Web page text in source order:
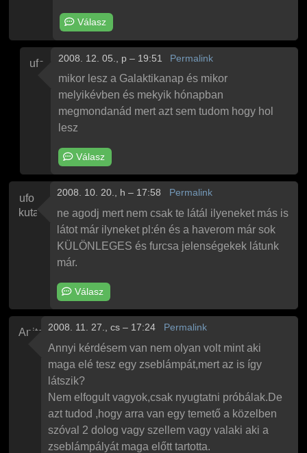
Válasz
ufo
Válaszjoczek Sós Tibi a kulcsüzenetére
2008. 12. 05., p – 19:51 Permalink
mikor lesz a Galaktikanap és mikor
melyikévben és mekyik hónapban
megmondanád mert azt sem tudom hogy hol
lesz
Válasz
ufo
kutató
2008. 10. 20., h – 17:58 Permalink
ne agodj mert nem csak te látál ilyeneket más is
látot már ilyneket pl:én és a haverom már sok
KÜLÖNLEGES és furcsa jelenségekek látunk
már.
Válasz
Anita 2008. 11. 27., cs – 17:24 Permalink
Annyi kérdésem van nem olyan volt mint aki
maga elé tesz egy zseblámpát,mert az is így
látszik?
Nem elfogult vagyok,csak nyugtatni próbálak.De
azt tudod ,hogy arra van egy temető a közelben
szóval 2 dolog vagy szellem vagy valaki aki a
zseblámpályát maga előtt tartotta.